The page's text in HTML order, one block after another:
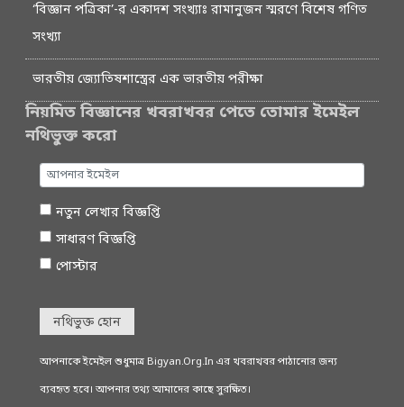
‘বিজ্ঞান পত্রিকা’-র একাদশ সংখ্যাঃ রামানুজন স্মরণে বিশেষ গণিত
সংখ্যা
ভারতীয় জ্যোতিষশাস্ত্রের এক ভারতীয় পরীক্ষা
নিয়মিত বিজ্ঞানের খবরাখবর পেতে তোমার ইমেইল
নথিভুক্ত করো
নতুন লেখার বিজ্ঞপ্তি
সাধারণ বিজ্ঞপ্তি
পোস্টার
নথিভুক্ত হোন
আপনাকে ইমেইল শুধুমাত্র Bigyan.Org.In এর খবরাখবর পাঠানোর জন্য
ব্যবহৃত হবে। আপনার তথ্য আমাদের কাছে সুরক্ষিত।